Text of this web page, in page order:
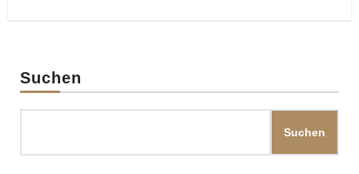
Suchen
Suchen